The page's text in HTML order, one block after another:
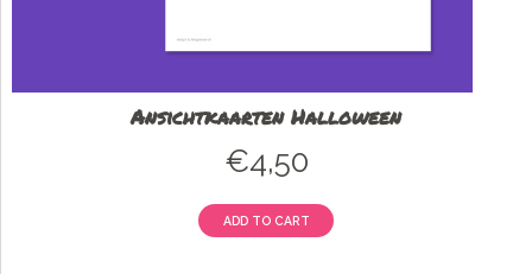
Ansichtkaarten Halloween
€4,50
ADD TO CART